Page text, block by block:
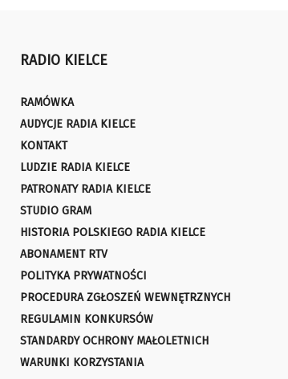
RADIO KIELCE
RAMÓWKA
AUDYCJE RADIA KIELCE
KONTAKT
LUDZIE RADIA KIELCE
PATRONATY RADIA KIELCE
STUDIO GRAM
HISTORIA POLSKIEGO RADIA KIELCE
ABONAMENT RTV
POLITYKA PRYWATNOŚCI
PROCEDURA ZGŁOSZEŃ WEWNĘTRZNYCH
REGULAMIN KONKURSÓW
STANDARDY OCHRONY MAŁOLETNICH
WARUNKI KORZYSTANIA